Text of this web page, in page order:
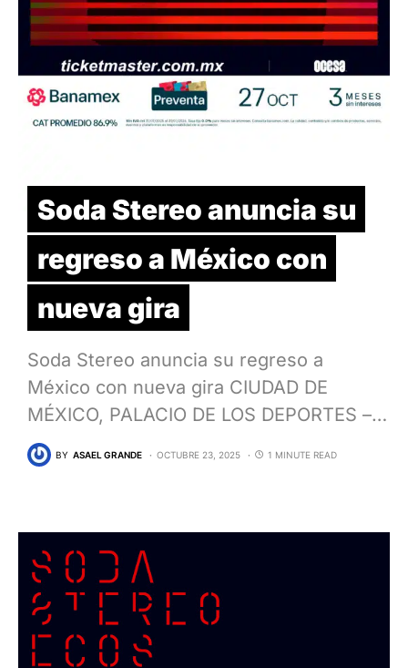
Soda Stereo anuncia su
regreso a México con
nueva gira
Soda Stereo anuncia su regreso a
México con nueva gira CIUDAD DE
MÉXICO, PALACIO DE LOS DEPORTES –…
BY ASAEL GRANDE OCTUBRE 23, 2025 1 MINUTE READ